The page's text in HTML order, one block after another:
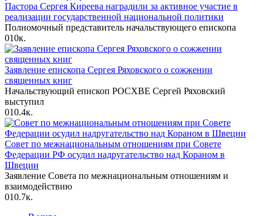
Пастора Сергея Киреева наградили за активное участие в
реализации государственной национальной политики
Полномочный представитель начальствующего епископа
010к.
Заявление епископа Сергея Ряховского о сожжении
священных книг
Начальствующий епископ РОСХВЕ Сергей Ряховский
выступил
010.4к.
Совет по межнациональным отношениям при Совете
Федерации РФ осудил надругательство над Кораном в
Швеции
Заявление Совета по межнациональным отношениям и
взаимодействию
010.7к.